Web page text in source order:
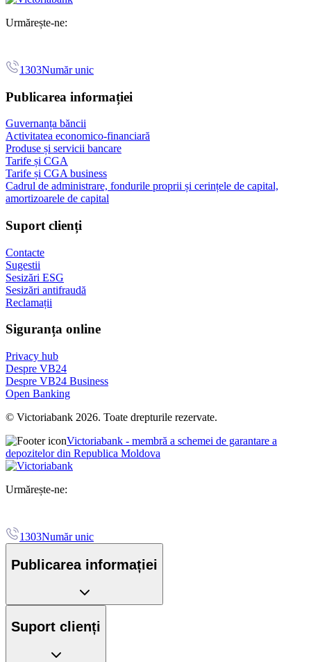
Urmărește-ne:
1303Număr unic
Publicarea informației
Guvernanța băncii
Activitatea economico-financiară
Produse și servicii bancare
Tarife și CGA
Tarife și CGA business
Cadrul de administrare, fondurile proprii și cerințele de capital,
amortizoarele de capital
Suport clienți
Contacte
Sugestii
Sesizări ESG
Sesizări antifraudă
Reclamații
Siguranța online
Privacy hub
Despre VB24
Despre VB24 Business
Open Banking
© Victoriabank 2026. Toate drepturile rezervate.
Victoriabank - membră a schemei de garantare a
depozitelor din Republica Moldova
Urmărește-ne:
1303Număr unic
Publicarea informației
Suport clienți